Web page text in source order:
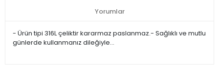
Yorumlar
- Ürün tipi 316L çeliktir kararmaz paslanmaz.- Sağlıklı ve mutlu
günlerde kullanmanız dileğiyle…